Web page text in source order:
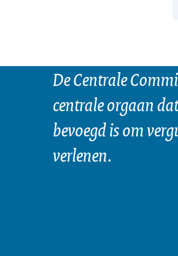
De Centrale
centrale orgaan
bevoegd is om
verlenen.